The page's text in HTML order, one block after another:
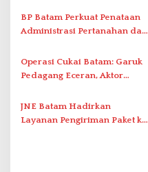
o
Tatap Muka
BP Batam Perkuat Penataan
Administrasi Pertanahan dan
Operasi Cukai Batam: Garuk
Pedagang Eceran, Aktor
Tersentuh?
JNE Batam Hadirkan
Layanan Pengiriman Paket ke